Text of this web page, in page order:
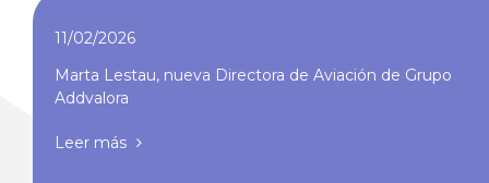
11/02/2026
Marta Lestau, nueva Directora de Aviación de Grupo
Addvalora
Leer más